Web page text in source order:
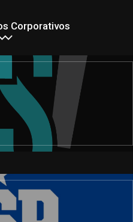
Corporativos